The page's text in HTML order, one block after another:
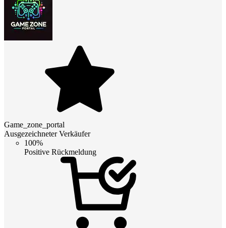
Game_zone_portal
Ausgezeichneter Verkäufer
100%
Positive Rückmeldung